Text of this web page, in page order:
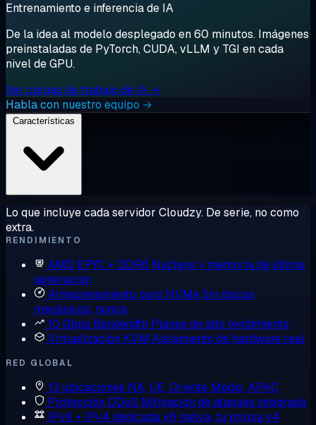
Entrenamiento e inferencia de IA
De la idea al modelo desplegado en 60 minutos. Imágenes
preinstaladas de PyTorch, CUDA, vLLM y TGI en cada
nivel de GPU.
Ver cargas de trabajo de IA →
Habla con nuestro equipo →
Lo que incluye cada servidor Cloudzy. De serie, no como
extra.
RENDIMIENTO
AMD EPYC + DDR5 Núcleos y memoria de última
generación
Almacenamiento puro NVMeSin discos
mecánicos, nunca
10 Gbps Bandwidth Planes de alto rendimiento
Virtualización KVM Aislamiento de hardware real
RED GLOBAL
13 ubicaciones NA, UE, Oriente Medio, APAC
Protección DDoS Mitigación de ataques integrada
IPv6 + IPv4 dedicadav6 nativa, tu propia v4